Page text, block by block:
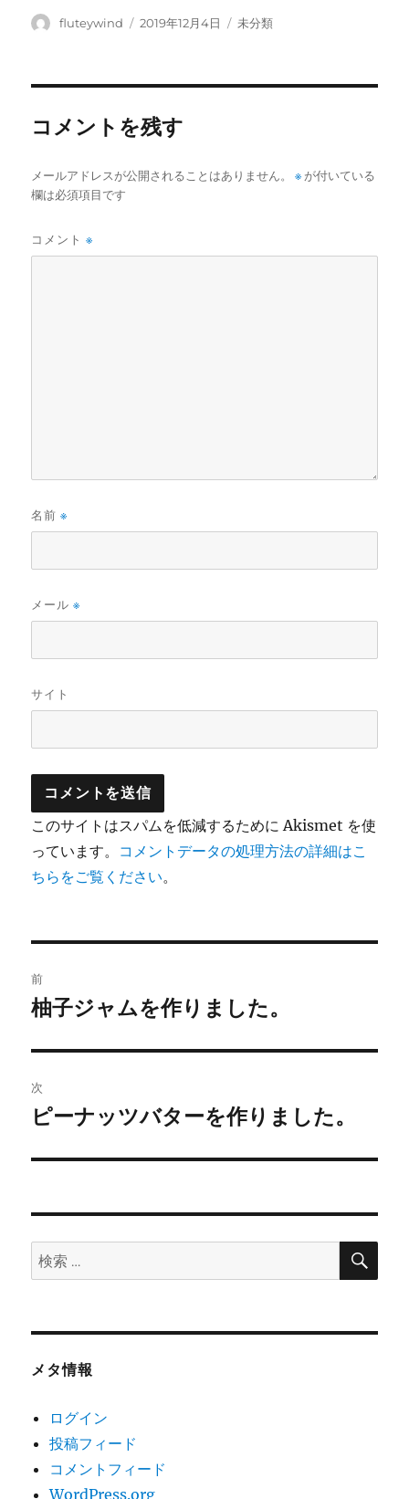
投
fluteywind
投
2019年12月4日
カ
未分類
コメントを残す
メールアドレスが公開されることはありません。 ※ が付いている
欄は必須項目です
コメント※
名前※
メール※
サイト
このサイトはスパムを低減するために Akismet を使
っています。 コメントデータの処理方法の詳細はこ
ちらをご覧ください。
稿
ビ
ゲ
ー
ン
前
前
投
稿:
柚子ジャムを作りました。
次
次
投
ピーナッツバターを作りました。
検
索:
検
メタ情報
ログイン
投稿フィード
コメントフィード
WordPress.org